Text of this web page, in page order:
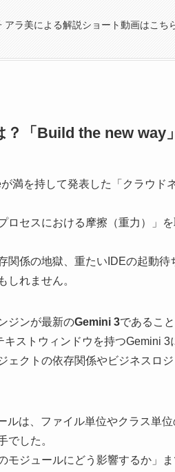
アラ美による解説ショート動画はこち
「Build the new way
満を持して発表した「クラウド
ロセスにおける摩擦（重力）」
関係の地獄、重たいIDEの起動
しれません。
ジンが最新のGemini 3であること
ストウィンドウを持つGemini
ェクトの依存関係やビジネスロ
ルは、ファイル単位やクラス単
でした。
モジュールにどう影響するか」